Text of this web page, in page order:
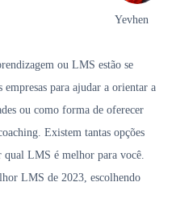
Yevhen
ou LMS estão se
empresas para ajudar a orientar a
ou como forma de oferecer
Existem tantas opções
qual LMS é melhor para você.
LMS de 2023, escolhendo